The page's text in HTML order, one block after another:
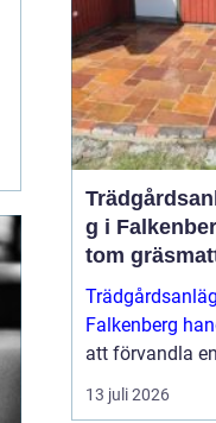
tillsammans
spill, driftstopp
kostnader...
g i
tom
genomtänkt
Falkenberg
att förvandla
tomt till en
vacker och
13 juli 2026